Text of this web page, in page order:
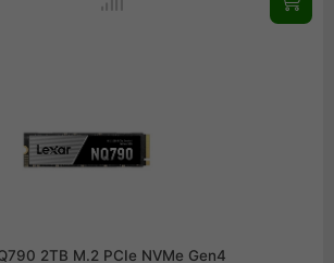
szybkie prędkości odczytu i zapisu
2TB M.2 PCIe NVMe Gen4